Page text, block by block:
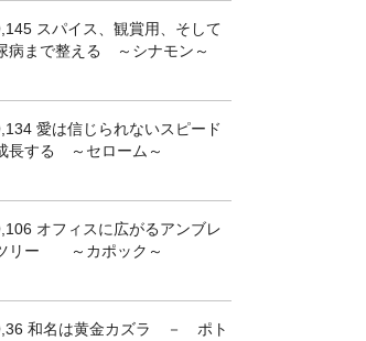
スパイス、観賞用、そして
病まで整える ～シナモン～
愛は信じられないスピード
長する ～セローム～
オフィスに広がるアンブレ
リー ～カポック～
和名は黄金カズラ － ポト